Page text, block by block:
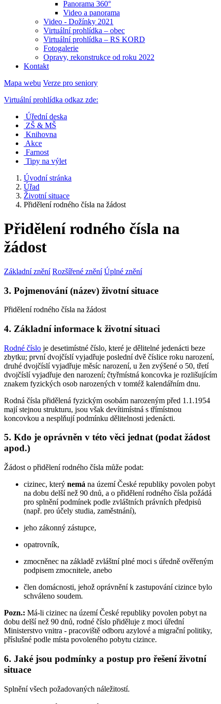
Panorama 360°
Video a panorama
Video - Dožínky 2021
Virtuální prohlídka – obec
Virtuální prohlídka – RS KORD
Fotogalerie
Opravy, rekonstrukce od roku 2022
Kontakt
Mapa webu Verze pro seniory
Virtuální prohlídka odkaz zde:
Úřední deska
ZŠ & MŠ
Knihovna
Akce
Farnost
Tipy na výlet
Úvodní stránka
Úřad
Životní situace
Přidělení rodného čísla na žádost
Přidělení rodného čísla na
žádost
Základní znění Rozšířené znění Úplné znění
3. Pojmenování (název) životní situace
Přidělení rodného čísla na žádost
4. Základní informace k životní situaci
Rodné číslo je desetimístné číslo, které je dělitelné jedenácti beze
zbytku; první dvojčíslí vyjadřuje poslední dvě číslice roku narození,
druhé dvojčíslí vyjadřuje měsíc narození, u žen zvýšené o 50, třetí
dvojčíslí vyjadřuje den narození; čtyřmístná koncovka je rozlišujícím
znakem fyzických osob narozených v tomtéž kalendářním dnu.
Rodná čísla přidělená fyzickým osobám narozeným před 1.1.1954
mají stejnou strukturu, jsou však devítimístná s třímístnou
koncovkou a nesplňují podmínku dělitelnosti jedenácti.
5. Kdo je oprávněn v této věci jednat (podat žádost
apod.)
Žádost o přidělení rodného čísla může podat:
cizinec, který nemá na území České republiky povolen pobyt
na dobu delší než 90 dnů, a o přidělení rodného čísla požádá
pro splnění podmínek podle zvláštních právních předpisů
(např. pro účely studia, zaměstnání),
jeho zákonný zástupce,
opatrovník,
zmocněnec na základě zvláštní plné moci s úředně ověřeným
podpisem zmocnitele, anebo
člen domácnosti, jehož oprávnění k zastupování cizince bylo
schváleno soudem.
Pozn.: Má-li cizinec na území České republiky povolen pobyt na
dobu delší než 90 dnů, rodné číslo přiděluje z moci úřední
Ministerstvo vnitra - pracoviště odboru azylové a migrační politiky,
příslušné podle místa povoleného pobytu cizince.
6. Jaké jsou podmínky a postup pro řešení životní
situace
Splnění všech požadovaných náležitostí.